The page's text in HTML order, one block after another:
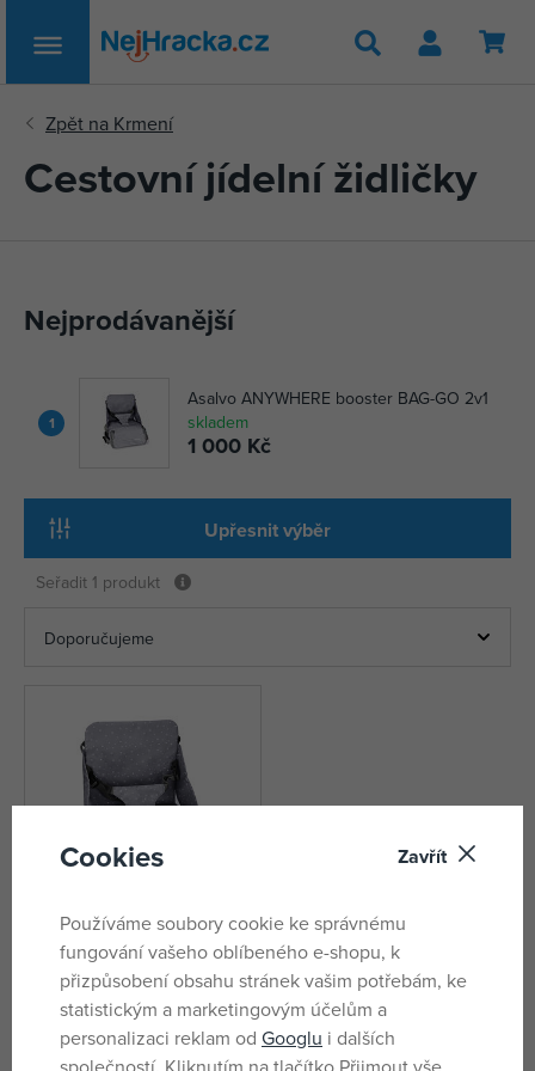
Hledat
Cestovní jídelní židličky
Nejprodávanější
1
Asalvo ANYWHERE booster BAG-GO 2v1
skladem
1 000 Kč
Upřesnit výběr
Seřadit 1 produkt
Asalvo ANYWHERE booster
BAG-GO 2v1
skladem
1 000 Kč
Cookies Zavřít
Používáme soubory cookie ke správnému
fungování vašeho oblíbeného e-shopu, k
přizpůsobení obsahu stránek vašim potřebám, ke
statistickým a marketingovým účelům a
personalizaci reklam od Googlu i dalších